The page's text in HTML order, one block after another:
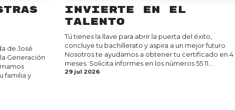
de José
Generación
familia y
Invierte en el
Talento
Tú tienes la llave para abrir la puerta del éxito,
concluye tu bachillerato y aspira a un mejor futuro.
Nosotros te ayudamos a obtener tu certificado en 4
meses. Solicita informes en los números 55 11...
29 jul 2026